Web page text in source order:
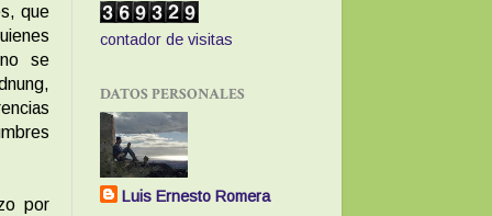
que
se
por
contador de visitas
DATOS PERSONALES
Luis Ernesto Romera